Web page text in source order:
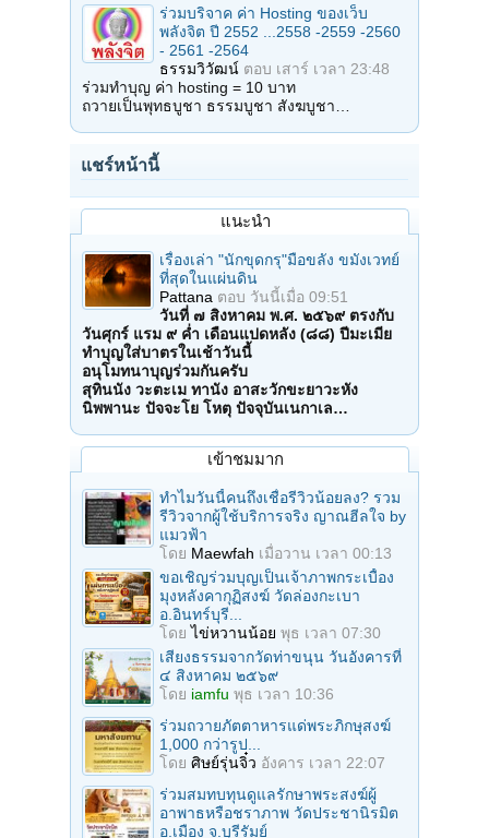
ร่วมบริจาค ค่า Hosting ของเว็บ
พลังจิต ปี 2552 ...2558 -2559 -2560
- 2561 -2564
ธรรมวิวัฒน์ ตอบ เสาร์ เวลา 23:48
ร่วมทำบุญ ค่า hosting = 10 บาท
ถวายเป็นพุทธบูชา ธรรมบูชา สังฆบูชา…
แชร์หน้านี้
แนะนำ
เรื่องเล่า "นักขุดกรุ"มือขลัง ขมังเวทย์
ที่สุดในแผ่นดิน
Pattana ตอบ วันนี้เมื่อ 09:51
วันที่ ๗ สิงหาคม พ.ศ. ๒๕๖๙ ตรงกับ
วันศุกร์ แรม ๙ ค่ำ เดือนแปดหลัง (๘๘) ปีมะเมีย
ทำบุญใส่บาตรในเช้าวันนี้
อนุโมทนาบุญร่วมกันครับ
สุทินนัง วะตะเม ทานัง อาสะวักขะยาวะหัง
นิพพานะ ปัจจะโย โหตุ ปัจจุบันเนกาเล…
เข้าชมมาก
ทำไมวันนี้คนถึงเชื่อรีวิวน้อยลง? รวม
รีวิวจากผู้ใช้บริการจริง ญาณฮีลใจ by
แมวฟ้า
โดย Maewfah เมื่อวาน เวลา 00:13
ขอเชิญร่วมบุญเป็นเจ้าภาพกระเบื้อง
มุงหลังคากุฏิสงฆ์ วัดล่องกะเบา
อ.อินทร์บุรี...
โดยไข่หวานน้อย พุธ เวลา 07:30
เสียงธรรมจากวัดท่าขนุน วันอังคารที่
๔ สิงหาคม ๒๕๖๙
โดย iamfu พุธ เวลา 10:36
ร่วมถวายภัตตาหารแด่พระภิกษุสงฆ์
1,000 กว่ารูป...
โดย ศิษย์รุ่นจิ๋ว อังคาร เวลา 22:07
ร่วมสมทบทุนดูแลรักษาพระสงฆ์ผู้
อาพาธหรือชราภาพ วัดประชานิรมิต
อ.เมือง จ.บุรีรัมย์